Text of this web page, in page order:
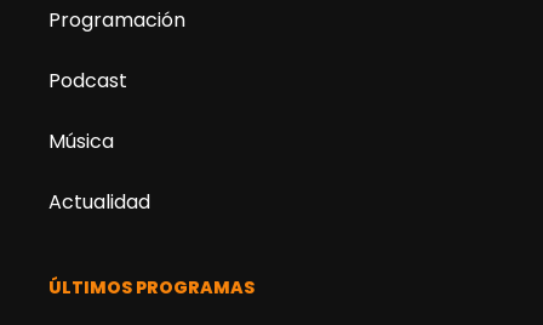
Programación
Podcast
Música
Actualidad
ÚLTIMOS PROGRAMAS